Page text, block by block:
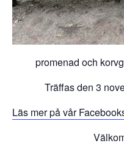
promenad och
Träffas den 3
Läs mer på vår